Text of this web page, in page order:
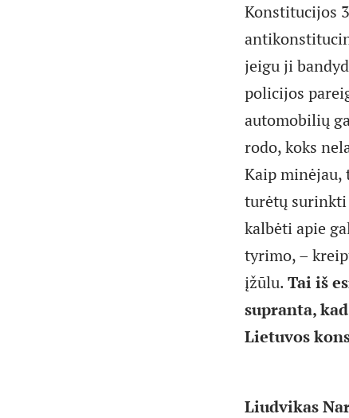
Konstitucijos
jeigu ji
policijos
automobilių
rodo, koks
Kaip
turėtų surinkti
kalbėti apie
tyrimo, –
įžūlu.Tai iš
supranta,
Lietuvos
Liudvikas